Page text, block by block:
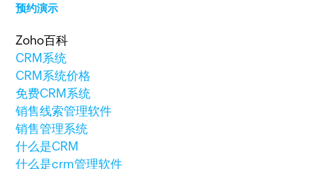
预约演示
Zoho百科
CRM系统
CRM系统价格
免费CRM系统
销售线索管理软件
销售管理系统
什么是CRM
什么是crm管理软件